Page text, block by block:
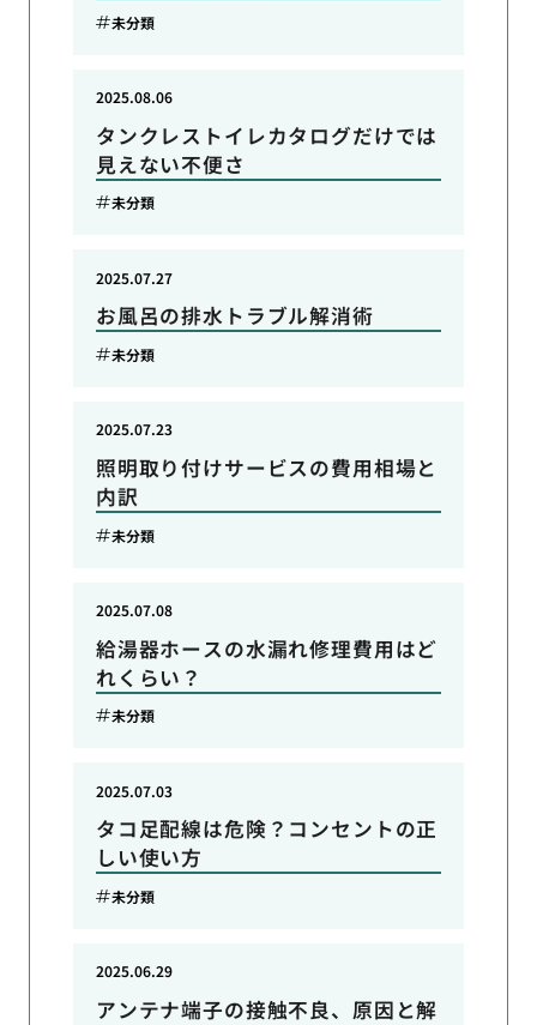
未分類
タンクレストイレカタログだけでは
見えない不便さ
2025.08.06
未分類
お風呂の排水トラブル解消術
2025.07.27
未分類
照明取り付けサービスの費用相場と
内訳
2025.07.23
未分類
給湯器ホースの水漏れ修理費用はど
れくらい？
2025.07.08
未分類
タコ足配線は危険？コンセントの正
しい使い方
2025.07.03
未分類
アンテナ端子の接触不良、原因と解
2025.06.29